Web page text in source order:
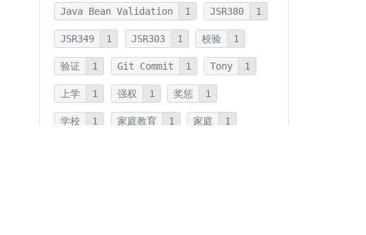
Java Bean Validation 1 JSR380 1
JSR349 1 JSR303 1 校验 1
验证 1 Git Commit 1 Tony 1
上学 1 强权 1 奖惩 1
学校 1 家庭教育 1 家庭 1